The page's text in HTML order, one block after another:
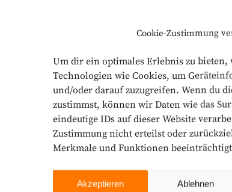
Cookie-Zustimmung
Um dir ein optimales Erlebnis zu bieten,
Technologien wie Cookies, um
und/oder darauf zuzugreifen. Wenn du
zustimmst, können wir Daten wie das
eindeutige IDs auf dieser Website
Zustimmung nicht erteilst oder
Merkmale und Funktionen
Akzeptieren Ablehnen